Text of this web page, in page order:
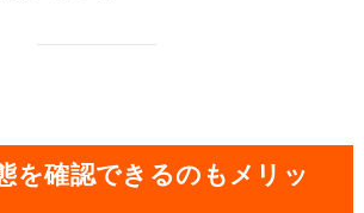
を確認できるのもメリッ